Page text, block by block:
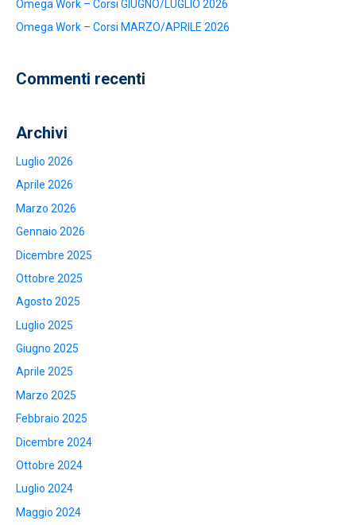
Omega Work – Corsi GIUGNO/LUGLIO 2026
Omega Work – Corsi MARZO/APRILE 2026
Commenti recenti
Archivi
Luglio 2026
Aprile 2026
Marzo 2026
Gennaio 2026
Dicembre 2025
Ottobre 2025
Agosto 2025
Luglio 2025
Giugno 2025
Aprile 2025
Marzo 2025
Febbraio 2025
Dicembre 2024
Ottobre 2024
Luglio 2024
Maggio 2024